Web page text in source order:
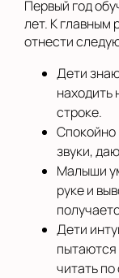
Первый год
лет. К главным
отнести
Дети
находить
строке.
Спокойно
звуки,
Малыши
руке и
Дети
пытаются
читать